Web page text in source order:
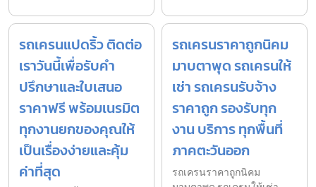
รถเครนแปดริ้ว ติดต่อ
เราวันนี้เพื่อรับคำ
ปรึกษาและใบเสนอ
ราคาฟรี พร้อมเนรมิต
ทุกงานยกของคุณให้
เป็นเรื่องง่ายและคุ้ม
ค่าที่สุด
รถเครนราคาถูกนิคม
มาบตาพุด รถเครนให้
เช่า รถเครนรับจ้าง
ราคาถูก รองรับทุก
งาน บริการ ทุกพื้นที่
ภาคตะวันออก
รถเครนราคาถูกนิคม